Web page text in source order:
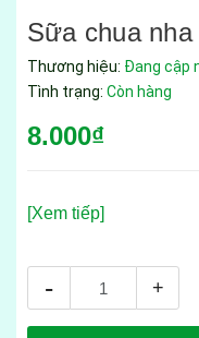
Sữa chua
Thương hiệu: Đang cập
Tình trạng: Còn hàng
8.000₫
[Xem tiếp]
- +